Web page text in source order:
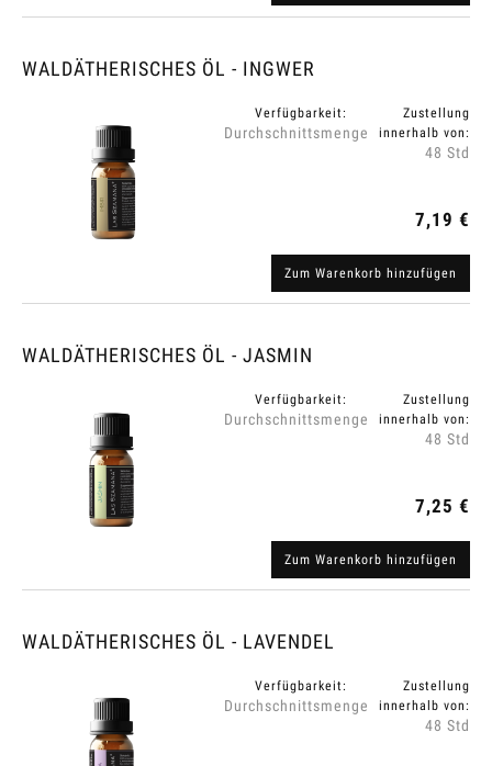
WALDÄTHERISCHES ÖL - INGWER
Verfügbarkeit:
Durchschnittsmenge
Zustellung
innerhalb von:
48 Std
7,19 €
Zum Warenkorb hinzufügen
WALDÄTHERISCHES ÖL - JASMIN
Verfügbarkeit:
Durchschnittsmenge
Zustellung
innerhalb von:
48 Std
7,25 €
Zum Warenkorb hinzufügen
WALDÄTHERISCHES ÖL - LAVENDEL
Verfügbarkeit:
Durchschnittsmenge
Zustellung
innerhalb von:
48 Std